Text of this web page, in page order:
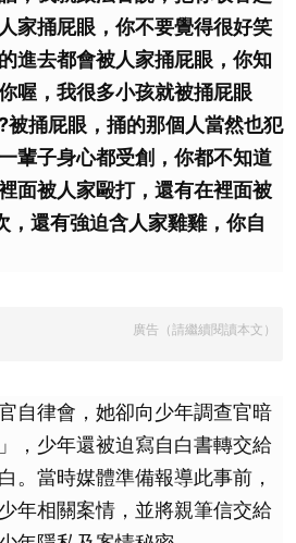
家捅屁眼，你不要覺得很好笑
進去都會被人家捅屁眼，你知
喔，我很多小孩就被捅屁眼
被捅屁眼，捅的那個人當然也犯
輩子身心都受創，你都不知道
面被人家毆打，還有在裡面被
，還有強迫含人家雞雞，你自
廣告（請繼續閱讀本文）
自律會，她卻向少年調查官暗
，少年還被迫寫自白書轉交給
。當時媒體準備報導此事前，
年相關案情，並將親筆信交給